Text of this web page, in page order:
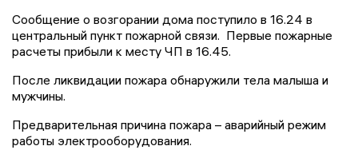
Сообщение о возгорании дома поступило в 16.24 в
центральный пункт пожарной связи. Первые пожарные
расчеты прибыли к месту ЧП в 16.45.
После ликвидации пожара обнаружили тела малыша и
мужчины.
Предварительная причина пожара – аварийный режим
работы электрооборудования.